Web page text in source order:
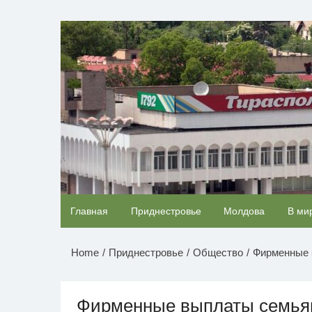
содержимомуНОВОСТИ
Главная Приднестровье Молдова В
Home Приднестровье Общество Фирменные
Фирменные выплаты
Скрытая камера на пляже Крыма: Что люди
вытворяют, когда их не видят...